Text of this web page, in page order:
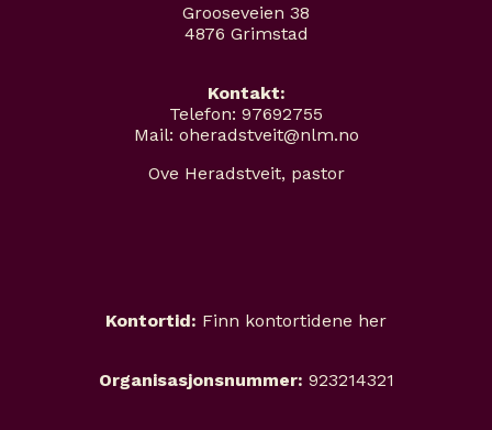
Grooseveien 38
4876 Grimstad
Kontakt:
Telefon: 97692755
Mail: oheradstveit@nlm.no
Ove Heradstveit, pastor
Kontortid: Finn kontortidene her
Organisasjonsnummer: 923214321